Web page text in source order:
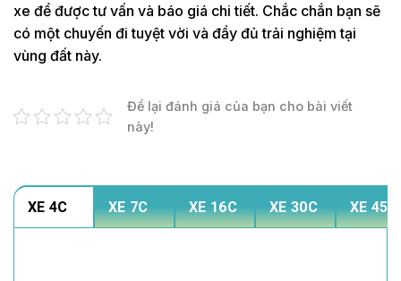
xe để được tư vấn và báo giá chi tiết. Chắc chắn bạn sẽ
có một chuyến đi tuyệt vời và đầy đủ trải nghiệm tại
vùng đất này.
Để lại đánh giá của bạn cho bài viết
này!
XE 4C XE 7C XE 16C XE 30C XE 45C